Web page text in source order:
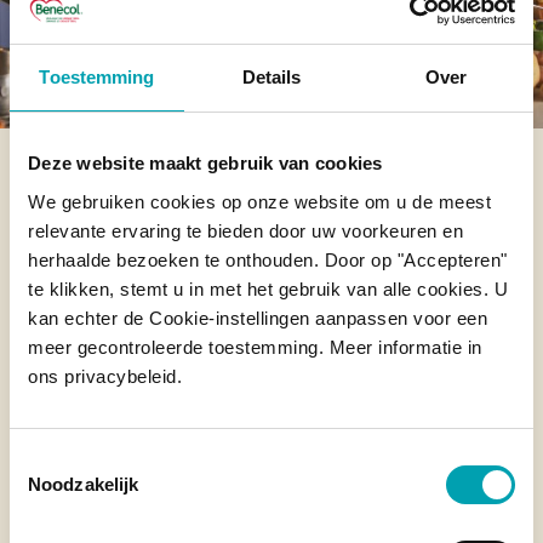
Toestemming Details Over
Deze website maakt gebruik van cookies
We gebruiken cookies op onze website om u de meest
relevante ervaring te bieden door uw voorkeuren en
herhaalde bezoeken te onthouden. Door op "Accepteren"
te klikken, stemt u in met het gebruik van alle cookies. U
kan echter de Cookie-instellingen aanpassen voor een
meer gecontroleerde toestemming. Meer informatie in
ons privacybeleid.
Noodzakelijk
Een geschiedenis van
gezondheid
Benecol® lanceerde in 1995 in Finland een
reeks voedingsproducten, als onderdeel van
een groot publiek gezondheidsonderzoek om